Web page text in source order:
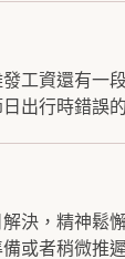
工資還有一
出行時錯誤
決，精神鬆
或者稍微推